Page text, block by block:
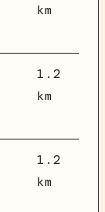
km
1.2
km
1.2
km